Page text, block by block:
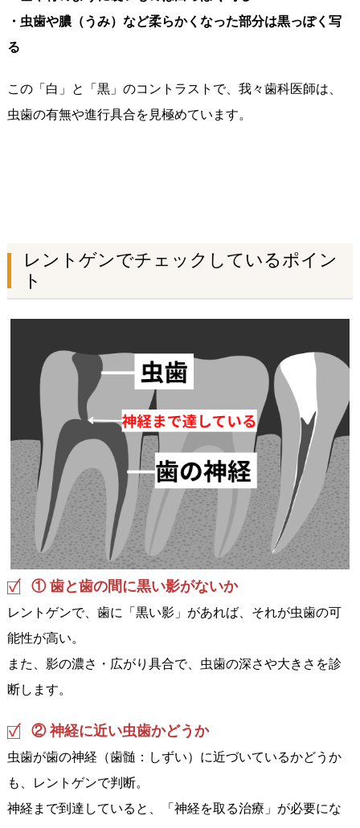
・虫歯や膿（うみ）など柔らかくなった部分は黒っぽく写
る
この「白」と「黒」のコントラストで、我々歯科医師は、
虫歯の有無や進行具合を見極めています。
レントゲンでチェックしているポイン
ト
① 歯と歯の間に黒い影がないか
レントゲンで、歯に「黒い影」があれば、それが虫歯の可
能性が高い。
また、影の濃さ・広がり具合で、虫歯の深さや大きさを診
断します。
② 神経に近い虫歯かどうか
虫歯が歯の神経（歯髄：しずい）に近づいているかどうか
も、レントゲンで判断。
神経まで到達していると、「神経を取る治療」が必要にな